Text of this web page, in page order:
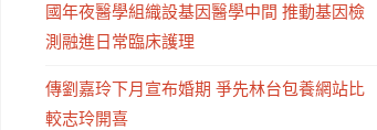
國年夜醫學組織設基因醫學中間 推動基因檢
測融進日常臨床護理
傳劉嘉玲下月宣布婚期 爭先林台包養網站比
較志玲開喜